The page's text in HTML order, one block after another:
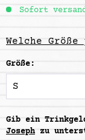
Sofort
Welche
Größe:
Gib ein
Joseph zu